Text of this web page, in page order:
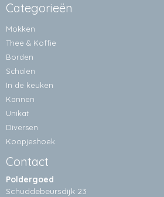
Categorieën
Mokken
Thee & Koffie
Borden
Schalen
In de keuken
Kannen
Unikat
Diversen
Koopjeshoek
Contact
Poldergoed
Schuddebeursdijk 23